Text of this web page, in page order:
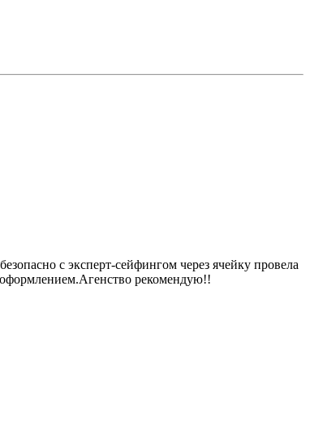
с эксперт-сейфингом через ячейку провела
оформлением.Агенство рекомендую!!